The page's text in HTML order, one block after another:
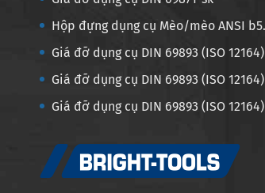
Hộp đựng dụng cụ Mèo/mèo ANSI
Giá đỡ dụng cụ DIN 69893 (ISO 12164)
Giá đỡ dụng cụ DIN 69893 (ISO 12164)
Giá đỡ dụng cụ DIN 69893 (ISO 12164)